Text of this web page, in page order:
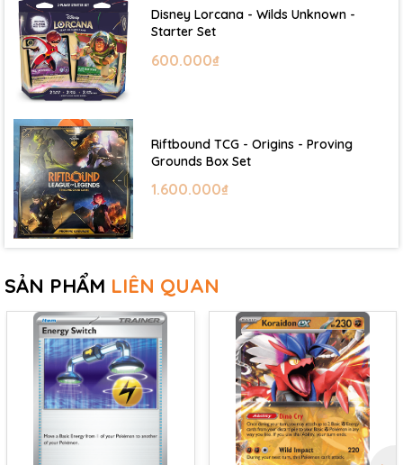
Disney Lorcana - Wilds Unknown -
Starter Set
600.000₫
Riftbound TCG - Origins - Proving
Grounds Box Set
1.600.000₫
SẢN PHẨM LIÊN QUAN